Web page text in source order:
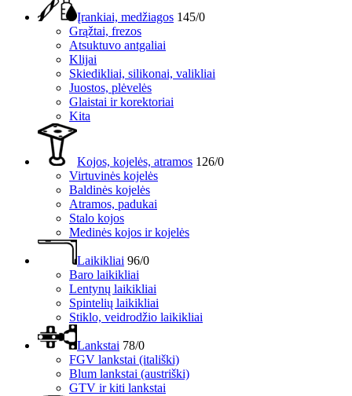
Įrankiai, medžiagos 145/0
Grąžtai, frezos
Atsuktuvo antgaliai
Klijai
Skiedikliai, silikonai, valikliai
Juostos, plėvelės
Glaistai ir korektoriai
Kita
Kojos, kojelės, atramos 126/0
Virtuvinės kojelės
Baldinės kojelės
Atramos, padukai
Stalo kojos
Medinės kojos ir kojelės
Laikikliai 96/0
Baro laikikliai
Lentynų laikikliai
Spintelių laikikliai
Stiklo, veidrodžio laikikliai
Lankstai 78/0
FGV lankstai (itališki)
Blum lankstai (austriški)
GTV ir kiti lankstai